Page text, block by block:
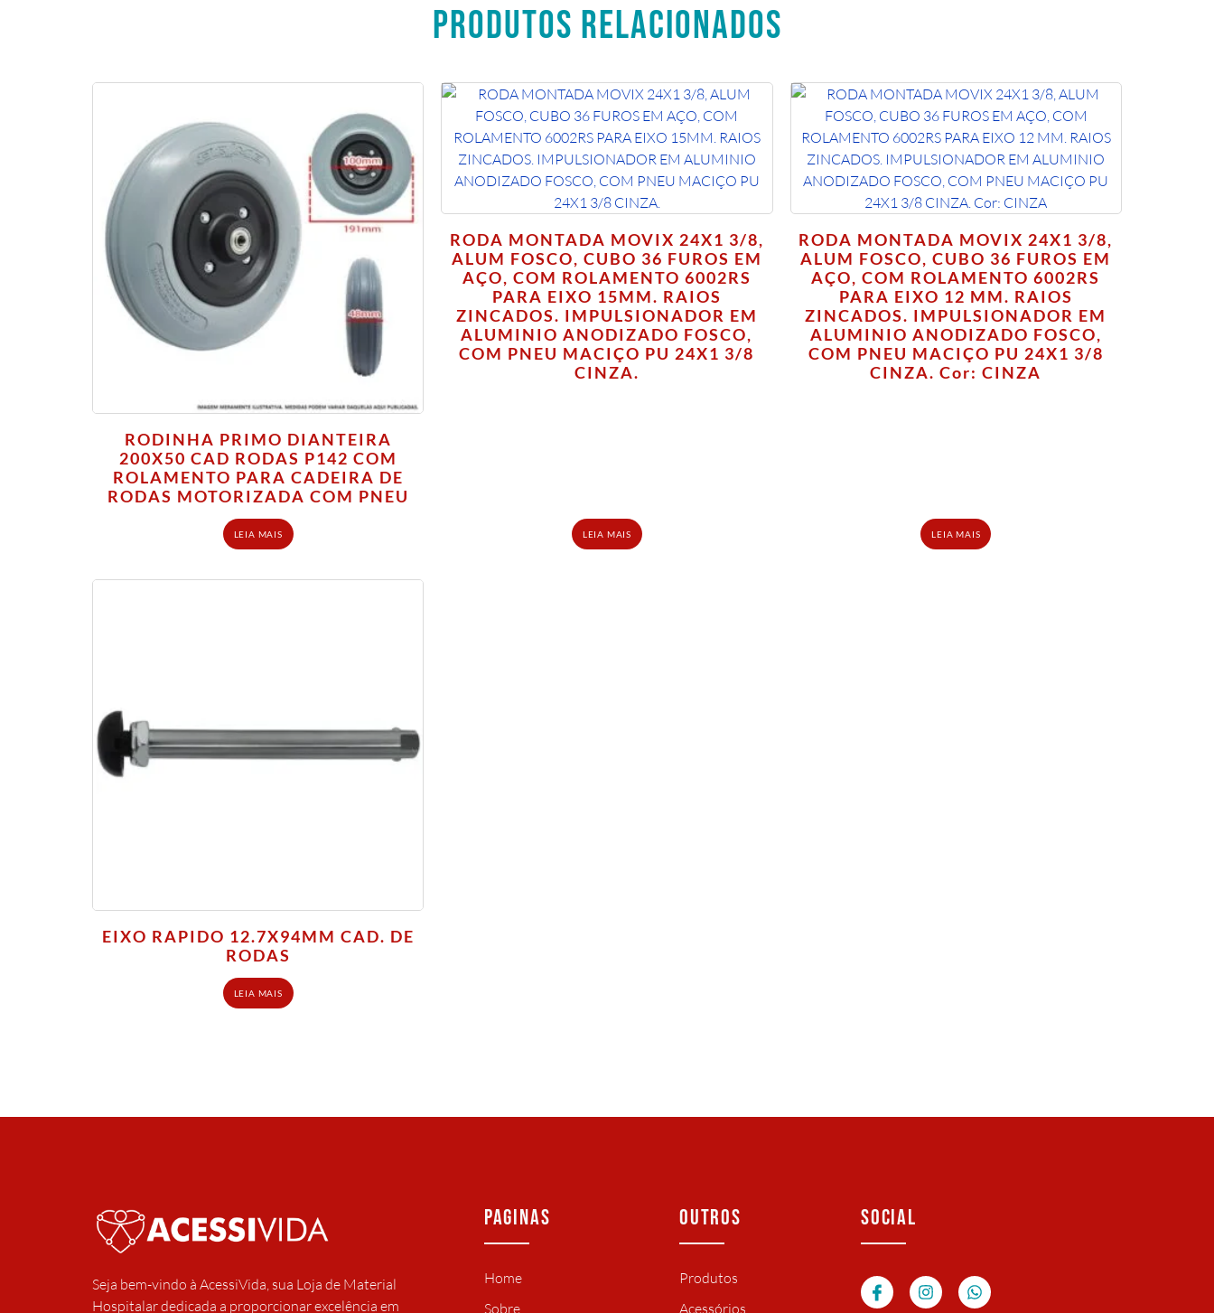
PRODUTOS RELACIONADOS
RODINHA PRIMO DIANTEIRA
200X50 CAD RODAS P142 COM
ROLAMENTO PARA CADEIRA DE
RODAS MOTORIZADA COM PNEU
LEIA MAIS
RODA MONTADA MOVIX 24X1 3/8,
ALUM FOSCO, CUBO 36 FUROS EM
AÇO, COM ROLAMENTO 6002RS
PARA EIXO 15MM. RAIOS
ZINCADOS. IMPULSIONADOR EM
ALUMINIO ANODIZADO FOSCO,
COM PNEU MACIÇO PU 24X1 3/8
CINZA.
LEIA MAIS
RODA MONTADA MOVIX 24X1 3/8,
ALUM FOSCO, CUBO 36 FUROS EM
AÇO, COM ROLAMENTO 6002RS
PARA EIXO 12 MM. RAIOS
ZINCADOS. IMPULSIONADOR EM
ALUMINIO ANODIZADO FOSCO,
COM PNEU MACIÇO PU 24X1 3/8
CINZA. Cor: CINZA
LEIA MAIS
EIXO RAPIDO 12.7X94MM CAD. DE
RODAS
LEIA MAIS
Seja bem-vindo à AcessiVida, sua Loja de Material
Hospitalar dedicada a proporcionar excelência em
PAGINAS
Home
Sobre
OUTROS
Produtos
Acessórios
SOCIAL